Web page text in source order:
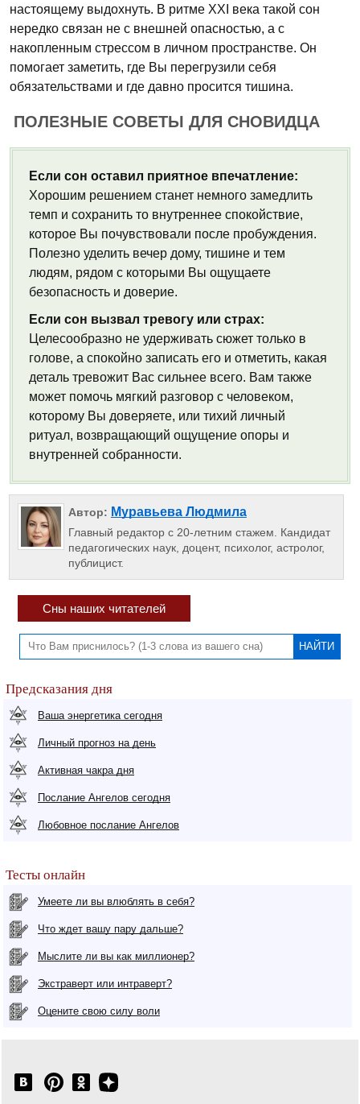
настоящему выдохнуть. В ритме XXI века такой сон
нередко связан не с внешней опасностью, а с
накопленным стрессом в личном пространстве. Он
помогает заметить, где Вы перегрузили себя
обязательствами и где давно просится тишина.
ПОЛЕЗНЫЕ СОВЕТЫ ДЛЯ СНОВИДЦА
Если сон оставил приятное впечатление:
Хорошим решением станет немного замедлить
темп и сохранить то внутреннее спокойствие,
которое Вы почувствовали после пробуждения.
Полезно уделить вечер дому, тишине и тем
людям, рядом с которыми Вы ощущаете
безопасность и доверие.
Если сон вызвал тревогу или страх:
Целесообразно не удерживать сюжет только в
голове, а спокойно записать его и отметить, какая
деталь тревожит Вас сильнее всего. Вам также
может помочь мягкий разговор с человеком,
которому Вы доверяете, или тихий личный
ритуал, возвращающий ощущение опоры и
внутренней собранности.
Автор: Муравьева Людмила
Главный редактор с 20-летним стажем. Кандидат
педагогических наук, доцент, психолог, астролог,
публицист.
Сны наших читателей
Предсказания дня
Ваша энергетика сегодня
Личный прогноз на день
Активная чакра дня
Послание Ангелов сегодня
Любовное послание Ангелов
Тесты онлайн
Умеете ли вы влюблять в себя?
Что ждет вашу пару дальше?
Мыслите ли вы как миллионер?
Экстраверт или интраверт?
Оцените свою силу воли